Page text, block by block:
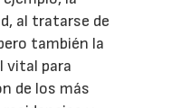
al tratarse de
también la
vital para
de los más